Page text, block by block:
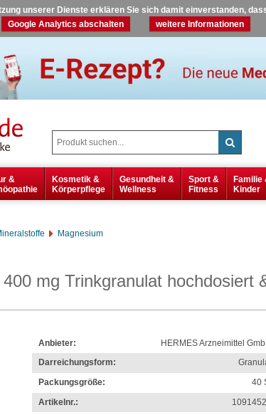
unserer Dienste erklären Sie sich damit einverstanden,
Google Analytics abschalten
weitere Informationen
&
Kosmetik &
Körperpflege
Gesundheit &
Wellness
Sport &
Fitness
Familie
Kinder
Magnesium
mg Trinkgranulat hochdosiert
Anbieter:
HERMES Arzneimittel
Darreichungsform:
Packungsgröße:
40
Artikelnr.: